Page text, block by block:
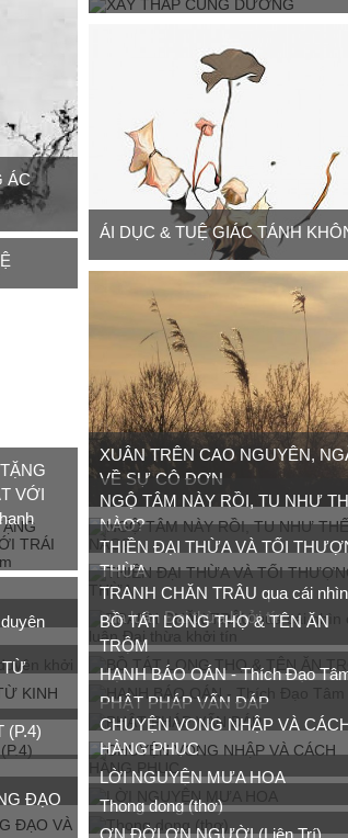
ÁC
ÁI DỤC & TUỆ GIÁC TÁNH
XUÂN TRÊN CAO NGUYÊN,
VỀ SỰ CÔ ĐƠN
VỚI
NGỘ TÂM NÀY RỒI, TU NHƯ
NÀO?
THIỀN ĐẠI THỪA VÀ TỐI
THỪA
TRANH CHĂN TRÂU qua cái nhìn
của luận Đại thừa khởi tín
BỒ TÁT LONG THỌ & TÊN ĂN
TRỘM
TỪ
HẠNH BÁO OÁN - Thích Đạo
PHẬT PHÁP VẤN ĐÁP
(P.4)
CHUYỆN VONG NHẬP VÀ
HÀNG PHỤC
LỜI NGUYỆN MƯA HOA
ĐẠO
Thong dong (thơ)
ƠN ĐỜI ƠN NGƯỜI (Liên Trí)